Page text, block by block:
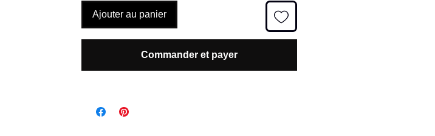
Ajouter au panier
Commander et payer